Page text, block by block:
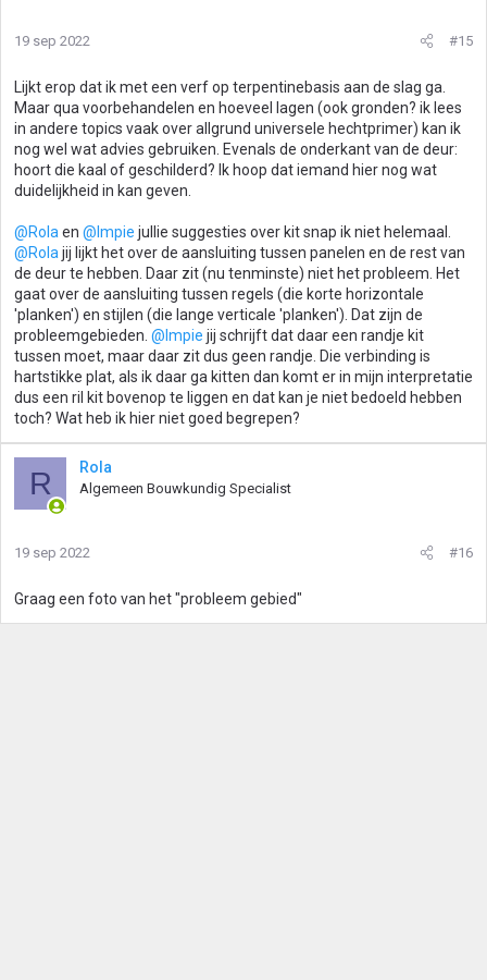
19 sep 2022 #15
Lijkt erop dat ik met een verf op terpentinebasis aan de slag ga.
Maar qua voorbehandelen en hoeveel lagen (ook gronden? ik lees
in andere topics vaak over allgrund universele hechtprimer) kan ik
nog wel wat advies gebruiken. Evenals de onderkant van de deur:
hoort die kaal of geschilderd? Ik hoop dat iemand hier nog wat
duidelijkheid in kan geven.
@Rola en @Impie jullie suggesties over kit snap ik niet helemaal.
@Rola jij lijkt het over de aansluiting tussen panelen en de rest van
de deur te hebben. Daar zit (nu tenminste) niet het probleem. Het
gaat over de aansluiting tussen regels (die korte horizontale
'planken') en stijlen (die lange verticale 'planken'). Dat zijn de
probleemgebieden. @Impie jij schrijft dat daar een randje kit
tussen moet, maar daar zit dus geen randje. Die verbinding is
hartstikke plat, als ik daar ga kitten dan komt er in mijn interpretatie
dus een ril kit bovenop te liggen en dat kan je niet bedoeld hebben
toch? Wat heb ik hier niet goed begrepen?
R Rola
Algemeen Bouwkundig Specialist
19 sep 2022 #16
Graag een foto van het "probleem gebied"